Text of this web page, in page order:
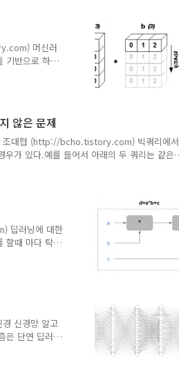
기반으로 작
머신러
기반으로 하
한 기본적이
기본 개념과
. 아래는 3x4
열을 순차적으
않은 문제
조대협 (http://bcho.tistory.com) 빅쿼리에서
가 있다.예를 들어서 아래의 두 쿼리는 같은
값을 리턴한다.select count(*)where
mytable 빅쿼리에는 쿼리가
딥러닝에 대한
할때 마다 탁
서 헷갈린다.)
이해를 해
나 차근차근
용들을 하나
..
신경망 알고
은 단연 딥러
즘의 새로운
서 복잡한 연